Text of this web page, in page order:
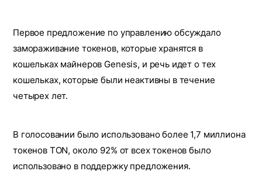
Первое предложение по управлению обсуждало
замораживание токенов, которые хранятся в
кошельках майнеров Genesis, и речь идет о тех
кошельках, которые были неактивны в течение
четырех лет.
В голосовании было использовано более 1,7 миллиона
токенов TON, около 92% от всех токенов было
использовано в поддержку предложения.